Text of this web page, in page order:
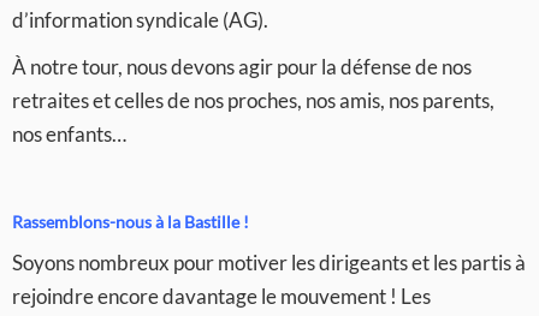
d’information syndicale (AG).
À notre tour, nous devons agir pour la défense de nos
retraites et celles de nos proches, nos amis, nos parents,
nos enfants…
Rassemblons-nous à la Bastille !
Soyons nombreux pour motiver les dirigeants et les partis à
rejoindre encore davantage le mouvement ! Les